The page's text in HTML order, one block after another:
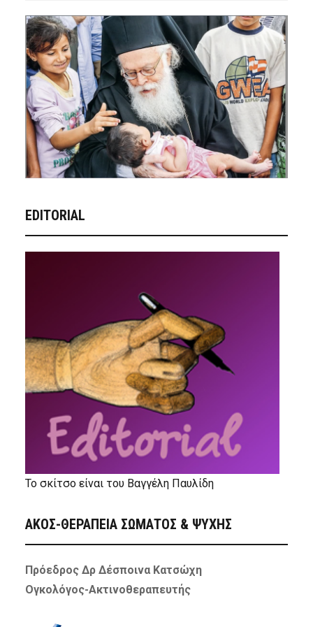
EDITORIAL
Το σκίτσο είναι του Βαγγέλη Παυλίδη
ΑΚΟΣ-ΘΕΡΑΠΕΙΑ ΣΩΜΑΤΟΣ & ΨΥΧΗΣ
Πρόεδρος Δρ Δέσποινα Κατσώχη
Ογκολόγος-Ακτινοθεραπευτής